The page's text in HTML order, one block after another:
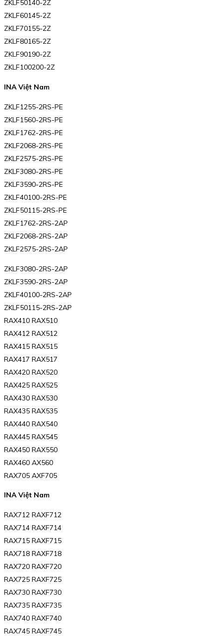
ZKLF50140-2Z
ZKLF60145-2Z
ZKLF70155-2Z
ZKLF80165-2Z
ZKLF90190-2Z
ZKLF100200-2Z
INA Việt Nam
ZKLF1255-2RS-PE
ZKLF1560-2RS-PE
ZKLF1762-2RS-PE
ZKLF2068-2RS-PE
ZKLF2575-2RS-PE
ZKLF3080-2RS-PE
ZKLF3590-2RS-PE
ZKLF40100-2RS-PE
ZKLF50115-2RS-PE
ZKLF1762-2RS-2AP
ZKLF2068-2RS-2AP
ZKLF2575-2RS-2AP
ZKLF3080-2RS-2AP
ZKLF3590-2RS-2AP
ZKLF40100-2RS-2AP
ZKLF50115-2RS-2AP
RAX410 RAX510
RAX412 RAX512
RAX415 RAX515
RAX417 RAX517
RAX420 RAX520
RAX425 RAX525
RAX430 RAX530
RAX435 RAX535
RAX440 RAX540
RAX445 RAX545
RAX450 RAX550
RAX460 AX560
RAX705 AXF705
INA Việt Nam
RAX712 RAXF712
RAX714 RAXF714
RAX715 RAXF715
RAX718 RAXF718
RAX720 RAXF720
RAX725 RAXF725
RAX730 RAXF730
RAX735 RAXF735
RAX740 RAXF740
RAX745 RAXF745